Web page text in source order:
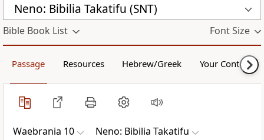
Neno: Bibilia Takatifu (SNT)
Bible Book List Font Size
Passage Resources Hebrew/Greek Your Content
Waebrania 10 Neno: Bibilia Takatifu